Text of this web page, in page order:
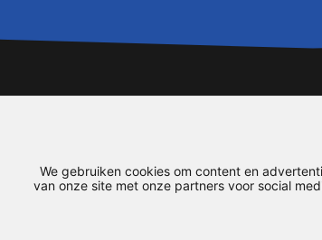
We gebruiken cookies om content en
van onze site met onze partners voor social